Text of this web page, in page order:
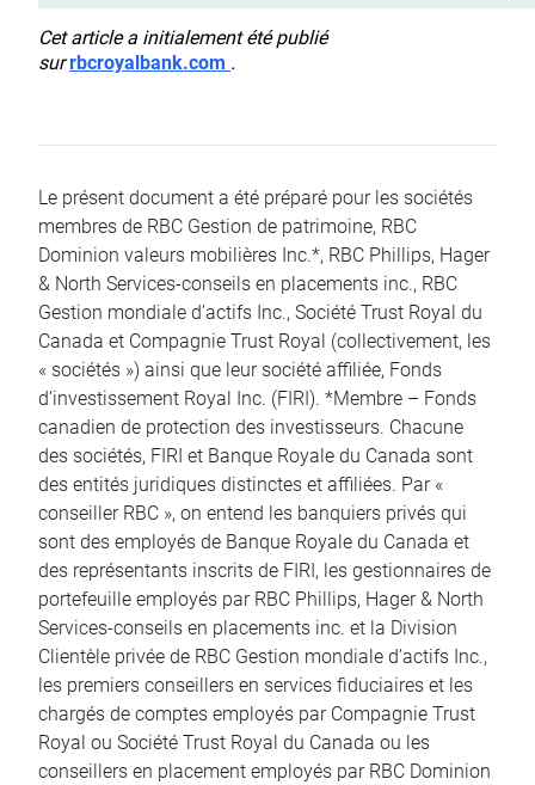
Cet article a initialement été publié
surrbcroyalbank.com .
Le présent document a été préparé pour les sociétés
membres de RBC Gestion de patrimoine, RBC
Dominion valeurs mobilières Inc.*, RBC Phillips, Hager
& North Services-conseils en placements inc., RBC
Gestion mondiale d’actifs Inc., Société Trust Royal du
Canada et Compagnie Trust Royal (collectivement, les
« sociétés ») ainsi que leur société affiliée, Fonds
d’investissement Royal Inc. (FIRI). *Membre – Fonds
canadien de protection des investisseurs. Chacune
des sociétés, FIRI et Banque Royale du Canada sont
des entités juridiques distinctes et affiliées. Par «
conseiller RBC », on entend les banquiers privés qui
sont des employés de Banque Royale du Canada et
des représentants inscrits de FIRI, les gestionnaires de
portefeuille employés par RBC Phillips, Hager & North
Services-conseils en placements inc. et la Division
Clientèle privée de RBC Gestion mondiale d’actifs Inc.,
les premiers conseillers en services fiduciaires et les
chargés de comptes employés par Compagnie Trust
Royal ou Société Trust Royal du Canada ou les
conseillers en placement employés par RBC Dominion